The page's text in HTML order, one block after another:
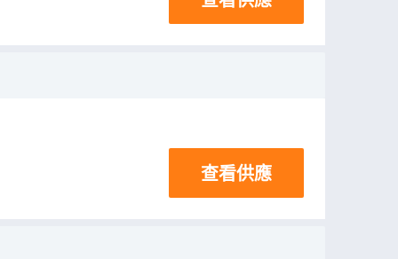
查看供應